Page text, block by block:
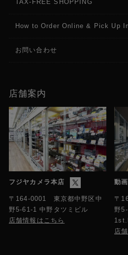
4K/2.7K/1080p@25/30fps：自
／20／25／30／40秒、1／2／5
撮影時間：5／10／20／30分
ブレ補正
EIS：
RockSteady 3.0
RockSteady 3.0+
HorizonSteady
※
プリ録画
プリ録画時間：5／10／15／30
TAX-FREE SHOPPING
How to Order Online & Pick Up
お問い合わせ
店舗案内
フジヤカメラ本店
〒164-0001 東京都中野区中
野5-61-1 中野タツミビル
店舗情報はこちら
動
〒
野
店